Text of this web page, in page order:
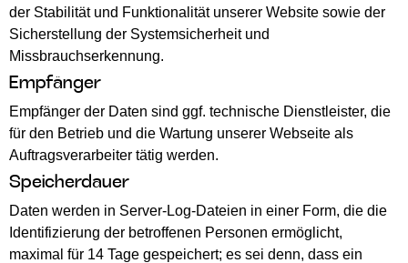
der Stabilität und Funktionalität unserer Website sowie der
Sicherstellung der Systemsicherheit und
Missbrauchserkennung.
Empfänger
Empfänger der Daten sind ggf. technische Dienstleister, die
für den Betrieb und die Wartung unserer Webseite als
Auftragsverarbeiter tätig werden.
Speicherdauer
Daten werden in Server-Log-Dateien in einer Form, die die
Identifizierung der betroffenen Personen ermöglicht,
maximal für 14 Tage gespeichert; es sei denn, dass ein